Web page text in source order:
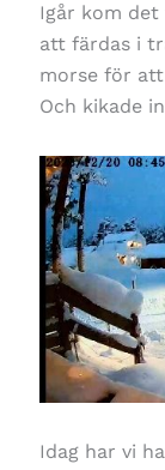
Igår kom det
att färdas i
morse för
Och kikade
Idag har vi